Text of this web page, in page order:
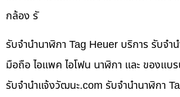
กล้อง รั
รับจำนำนาฬิกา Tag Heuer บริการ รับจำ
มือถือ ไอแพค ไอโฟน นาฬิกา และ ของแบ
รับจํานําแจ้งวัฒนะ.com รับจำนำนาฬิกา